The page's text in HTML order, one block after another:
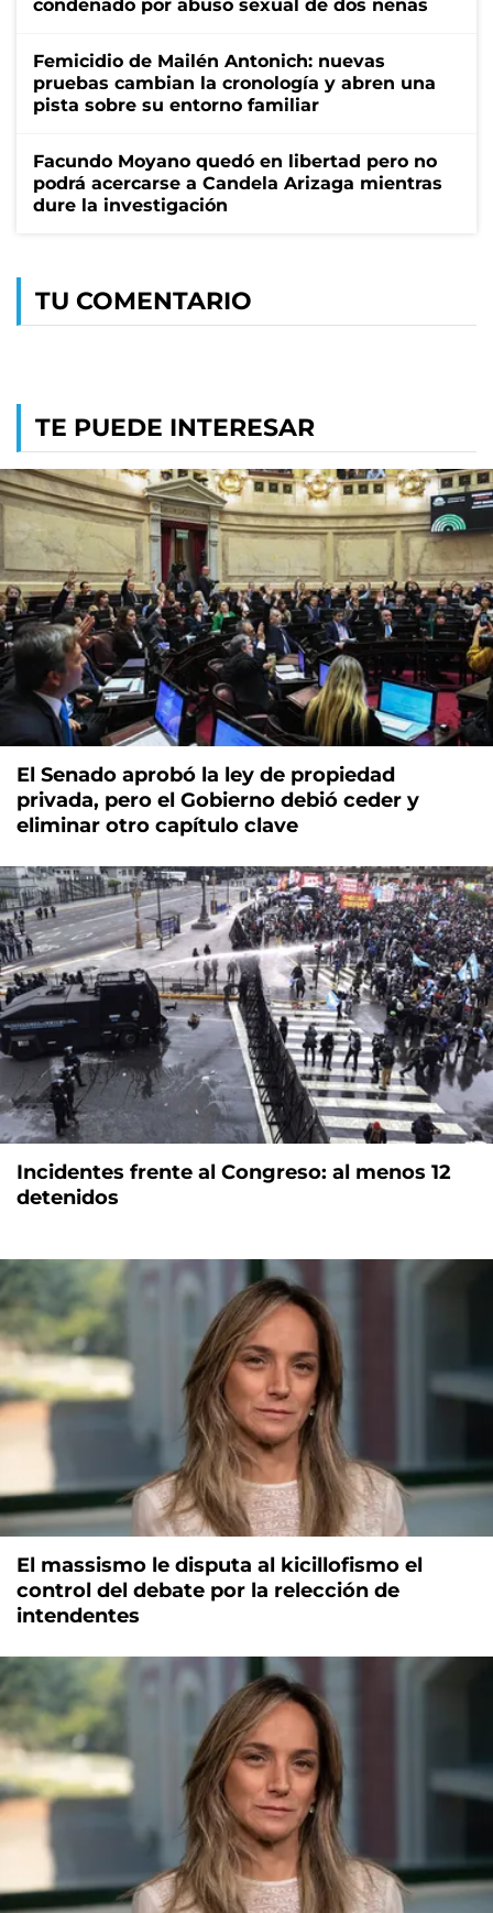
condenado por abuso sexual de dos nenas
Femicidio de Mailén Antonich: nuevas
pruebas cambian la cronología y abren una
pista sobre su entorno familiar
Facundo Moyano quedó en libertad pero no
podrá acercarse a Candela Arizaga mientras
dure la investigación
TU COMENTARIO
TE PUEDE INTERESAR
El Senado aprobó la ley de propiedad
privada, pero el Gobierno debió ceder y
eliminar otro capítulo clave
Incidentes frente al Congreso: al menos 12
detenidos
El massismo le disputa al kicillofismo el
control del debate por la relección de
intendentes